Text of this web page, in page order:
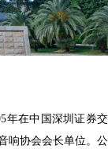
在中国深圳证券交
响协会会长单位。公